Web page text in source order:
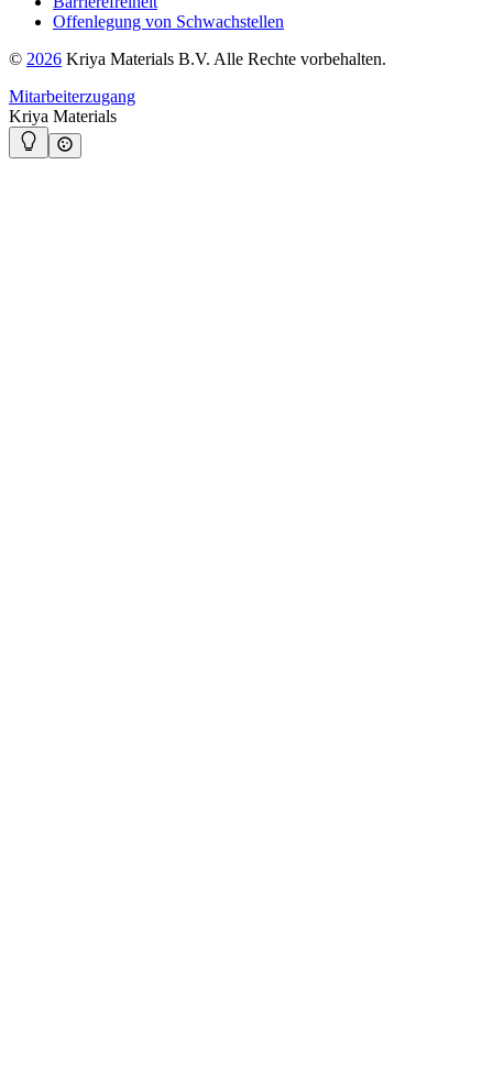
Offenlegung von Schwachstellen
© 2026 Kriya Materials B.V. Alle Rechte vorbehalten.
Mitarbeiterzugang
Kriya Materials